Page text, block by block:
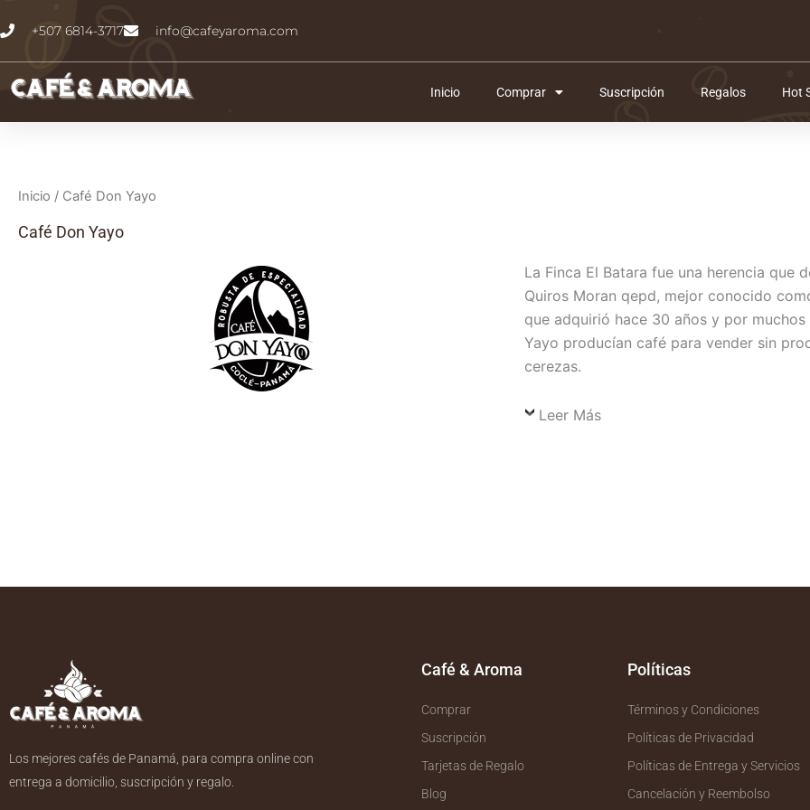
al
contenido
+507 6814-3717 info@cafeyaroma.com
Inicio Comprar Suscripción Regalos Hot
Inicio / Café Don Yayo
Café Don Yayo
La Finca El Batara fue una herencia que
Quiros Moran qepd, mejor conocido
que adquirió hace 30 años y por
Yayo producían café para vender sin
cerezas.
Leer Más
Los mejores cafés de Panamá, para compra online con
entrega a domicilio, suscripción y regalo.
Café & Aroma
Comprar
Suscripción
Tarjetas de Regalo
Blog
Políticas
Términos y Condiciones
Políticas de Privacidad
Políticas de Entrega y Servicios
Cancelación y Reembolso